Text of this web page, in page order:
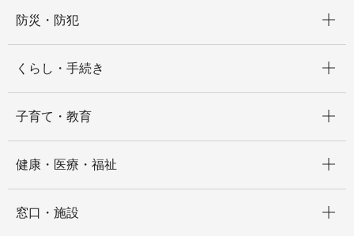
防災・防犯
くらし・手続き
子育て・教育
健康・医療・福祉
窓口・施設